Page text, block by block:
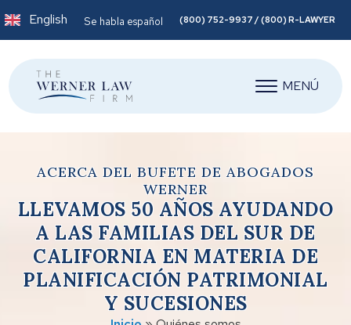
English Se habla español (800) 752-9937 / (800) R-LAWYER
MENÚ
ACERCA DEL BUFETE DE ABOGADOS
WERNER
LLEVAMOS 50 AÑOS AYUDANDO
A LAS FAMILIAS DEL SUR DE
CALIFORNIA EN MATERIA DE
PLANIFICACIÓN PATRIMONIAL
Y SUCESIONES